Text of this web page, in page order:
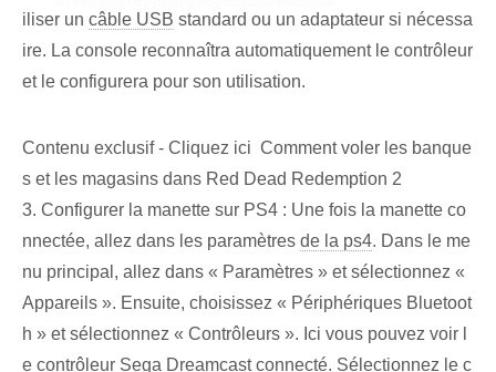
iliser un câble USB standard ou un adaptateur si nécessa
ire. La console reconnaîtra automatiquement le contrôleur
et le configurera pour son utilisation.
Contenu exclusif - Cliquez ici Comment voler les banque
s et les magasins dans Red Dead Redemption 2
3. Configurer la manette sur PS4 : Une fois la manette co
nnectée, allez dans les paramètres de la ps4. Dans le me
nu principal, allez dans « Paramètres » et sélectionnez «
Appareils ». Ensuite, choisissez « Périphériques Bluetoot
h » et sélectionnez « Contrôleurs ». Ici vous pouvez voir l
e contrôleur Sega Dreamcast connecté. Sélectionnez le c